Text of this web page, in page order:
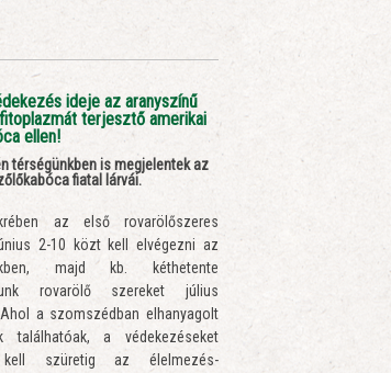
ideje az aranyszínű
terjesztő amerikai
ellen!
térségünkben is megjelentek az
fiatal lárvái.
az első rovarölőszeres
2-10 közt kell elvégezni az
majd kb. kéthetente
rovarölő szereket július
a szomszédban elhanyagolt
találhatóak, a védekezéseket
szüretig az élelmezés-